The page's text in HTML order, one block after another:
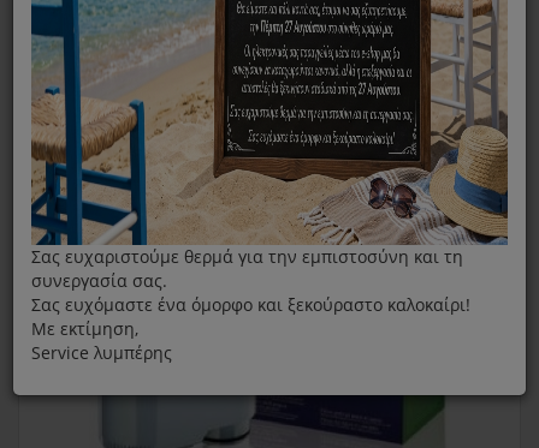
Φίλτρο Νερού Καφετιέρας Espresso Saeco CA6903
Σας ευχαριστούμε θερμά για την εμπιστοσύνη και τη
συνεργασία σας.
Σας ευχόμαστε ένα όμορφο και ξεκούραστο καλοκαίρι!
Με εκτίμηση,
Service λυμπέρης